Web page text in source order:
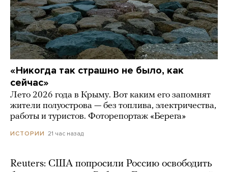
«Никогда так страшно не было, как
сейчас»
Лето 2026 года в Крыму. Вот каким его запомнят
жители полуострова — без топлива, электричества,
работы и туристов. Фоторепортаж «Берега»
ИСТОРИИ 21 час назад
Reuters: США попросили Россию освободить